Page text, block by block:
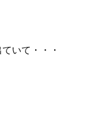
いて・・・